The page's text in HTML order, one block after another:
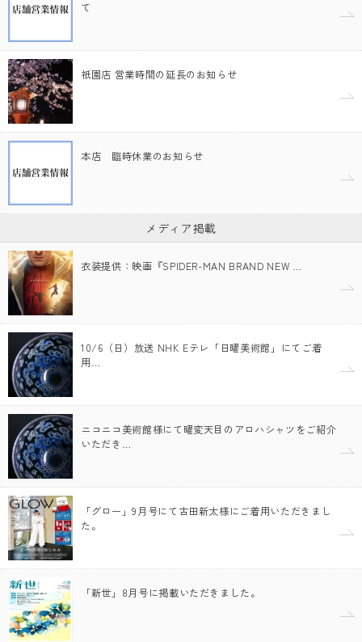
て
祇園店 営業時間の延長のお知らせ
本店 臨時休業のお知らせ
メディア掲載
衣装提供：映画『SPIDER-MAN BRAND NEW …
10/6（日）放送 NHK Eテレ「日曜美術館」にてご着
用…
ニコニコ美術館様にて曜変天目のアロハシャツをご紹介
いただき…
「グロー」9月号にて古田新太様にご着用いただきまし
た。
「新世」8月号に掲載いただきました。